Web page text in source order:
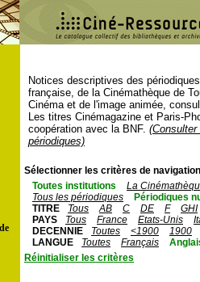
Notices descriptives des
française, de la Cinémathèque de
Cinéma et de l'image animée,
Les titres Cinémagazine et Paris-
coopération avec la BNF.
périodiques)
Sélectionner les critères de
Toutes institutions
La
Tous les périodiques
Périodiques
TITRE
Tous AB C DE F
GHI
PAYS
Tous France Etats-Unis
DECENNIE
Toutes <1900
1900
LANGUE
Toutes Français
Réinitialiser les critères